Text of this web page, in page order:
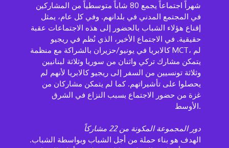
شهراً اجتماعاً يجمع 80 شاباً متوسطياً من المشاركين
في المجتمع المدني في بلدانهم. وفي كل عام، يمثل
إقناع هؤلاء الشباب بالحضور إلى هذه الاجتماعات عقبة
حقيقية. في الاجتماع الأخير، الذي نُظم في ريجيو
كالابريا في يونيو/حزيران بالشراكة مع منظمة MCT، لم
يتمكن مشارك تركي واثنان من سوريا وثلاثة لبنانيين
وثلاثة تونسيين من السفر إلى ريجيو كالابريا لأنهم لم
يحصلوا على تأشيراتهم. كما لم يتمكن مشاركان من
غزة من حضور الاجتماع بسبب النزاع في الشرق
الأوسط.
دور المجموعة المكونة من 22 مشاركاً
الهدف هو بناء حملة من أجل الشباب وبواسطة الشباب.